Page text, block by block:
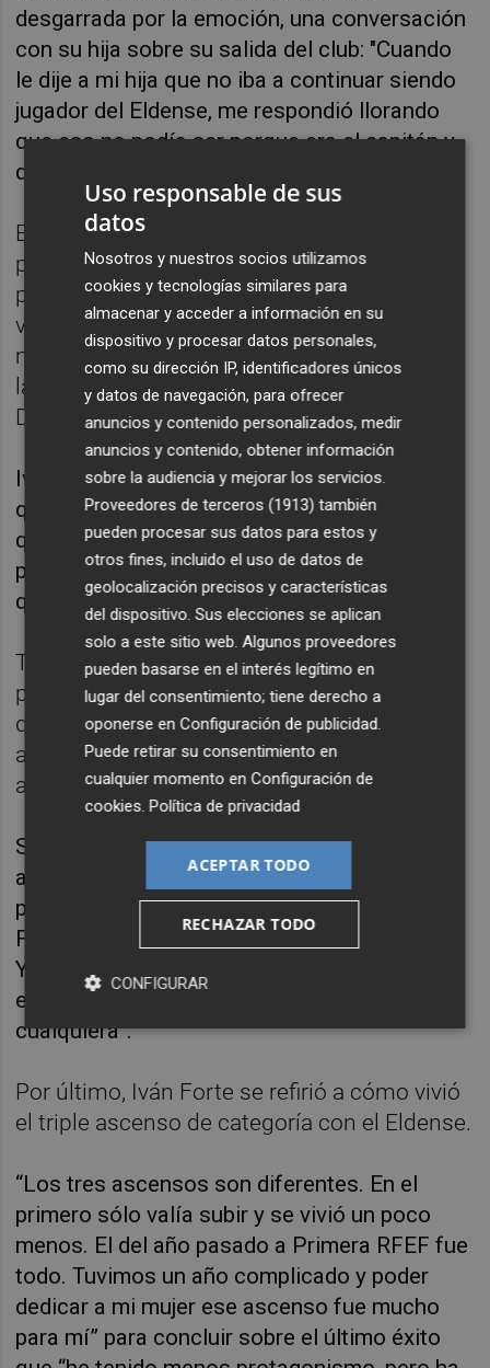
desgarrada por la emoción, una conversación
con su hija sobre su salida del club: "Cuando
le dije a mi hija que no iba a continuar siendo
jugador del Eldense, me respondió llorando
que eso no podía ser porque era el capitán y
que el equipo me necesitaba”.
El centrocampista recalcó en la rueda de
prensa de despedida que “todo tiene un
principio y un final y mi final ha llegado. Me
voy sabiendo que el Eldense está en buenas
manos” para cerrar su intervención entre
lágrimas y un gran aplauso con un “aúpa
Deportivo”.
Iván Forte quiso dejar claro que “el club ha
querido en todo momento que siguiera. Creo
que todavía puedo seguir jugando y mi
primera opción es encontrar un equipo en el
que puede aportar y ayudar”.
También recordó que “llegué al Eldense a un
proyecto muy ambicioso, pero nunca pensé
que podía ser tanto. Nunca había logrado un
ascenso pese a jugar varias promociones y
aquí he logrado tres consecutivos”.
Sobre el decisivo gol que anotó hace un año
ante el Sestao River en la final de la
promoción de ascenso a Primera RFEF, Iván
Forte señaló que “ese gol lo metimos todos.
Yo solamente pasaba por ahí. Ver al Eldense
en Segunda División es un sueño para
cualquiera”.
Por último, Iván Forte se refirió a cómo vivió
el triple ascenso de categoría con el Eldense.
“Los tres ascensos son diferentes. En el
primero sólo valía subir y se vivió un poco
menos. El del año pasado a Primera RFEF fue
todo. Tuvimos un año complicado y poder
dedicar a mi mujer ese ascenso fue mucho
para mí” para concluir sobre el último éxito
Uso responsable de sus
datos
Nosotros y nuestros socios utilizamos
cookies y tecnologías similares para
almacenar y acceder a información en su
dispositivo y procesar datos personales,
como su dirección IP, identificadores únicos
y datos de navegación, para ofrecer
anuncios y contenido personalizados, medir
anuncios y contenido, obtener información
sobre la audiencia y mejorar los servicios.
Proveedores de terceros (1913) también
pueden procesar sus datos para estos y
otros fines, incluido el uso de datos de
geolocalización precisos y características
del dispositivo. Sus elecciones se aplican
solo a este sitio web. Algunos proveedores
pueden basarse en el interés legítimo en
lugar del consentimiento; tiene derecho a
oponerse enConfiguración de publicidad
Puede retirar su consentimiento en
cualquier momento enConfiguración de
cookies .Política de privacidad
ACEPTAR TODO
RECHAZAR TODO
CONFIGURAR